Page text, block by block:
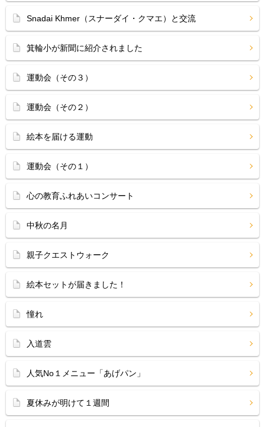
Snadai Khmer（スナーダイ・クマエ）と交流
箕輪小が新聞に紹介されました
運動会（その３）
運動会（その２）
絵本を届ける運動
運動会（その１）
心の教育ふれあいコンサート
中秋の名月
親子クエストウォーク
絵本セットが届きました！
憧れ
入道雲
人気No１メニュー「あげパン」
夏休みが明けて１週間